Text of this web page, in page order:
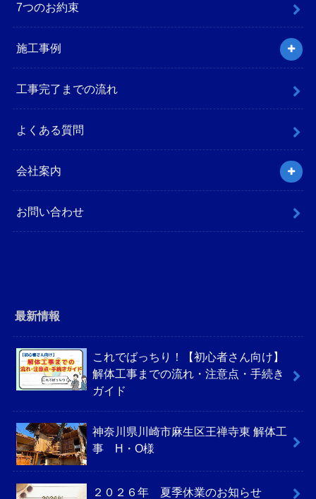
7つのお約束
施工事例
工事完了までの流れ
よくある質問
会社案内
お問い合わせ
最新情報
これでばっちり！【初心者さん向け】
解体工事までの流れ・注意点・手続き
ガイド
神奈川県川崎市麻生区王禅寺東 解体工
事 H・O様
２０２６年 夏季休業のお知らせ